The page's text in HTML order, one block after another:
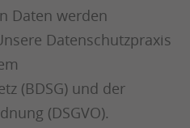
Daten werden
Datenschutzpraxis
(BDSG) und der
(DSGVO).